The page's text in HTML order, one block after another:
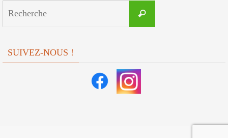
Recherche
SUIVEZ-NOUS !